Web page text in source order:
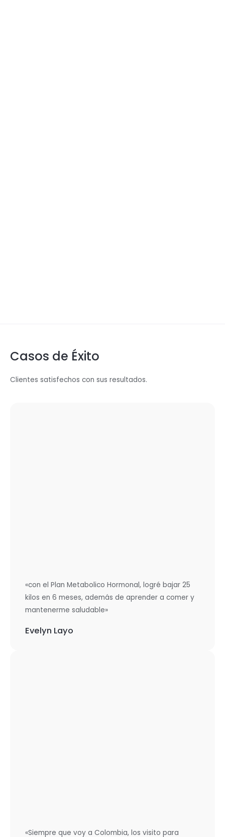
Casos de Éxito
Clientes satisfechos con sus resultados.
«con el Plan Metabolico Hormonal, logré bajar 25
kilos en 6 meses, además de aprender a comer y
mantenerme saludable»
Evelyn Layo
«Siempre que voy a Colombia, los visito para